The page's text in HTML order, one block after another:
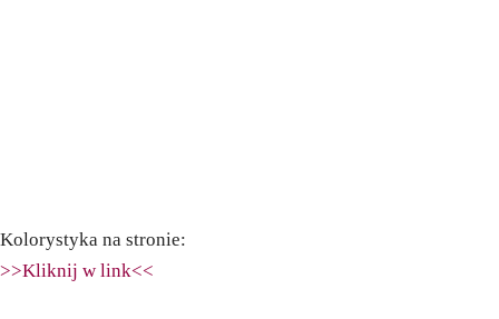
Kolorystyka na stronie:
>>Kliknij w link<<